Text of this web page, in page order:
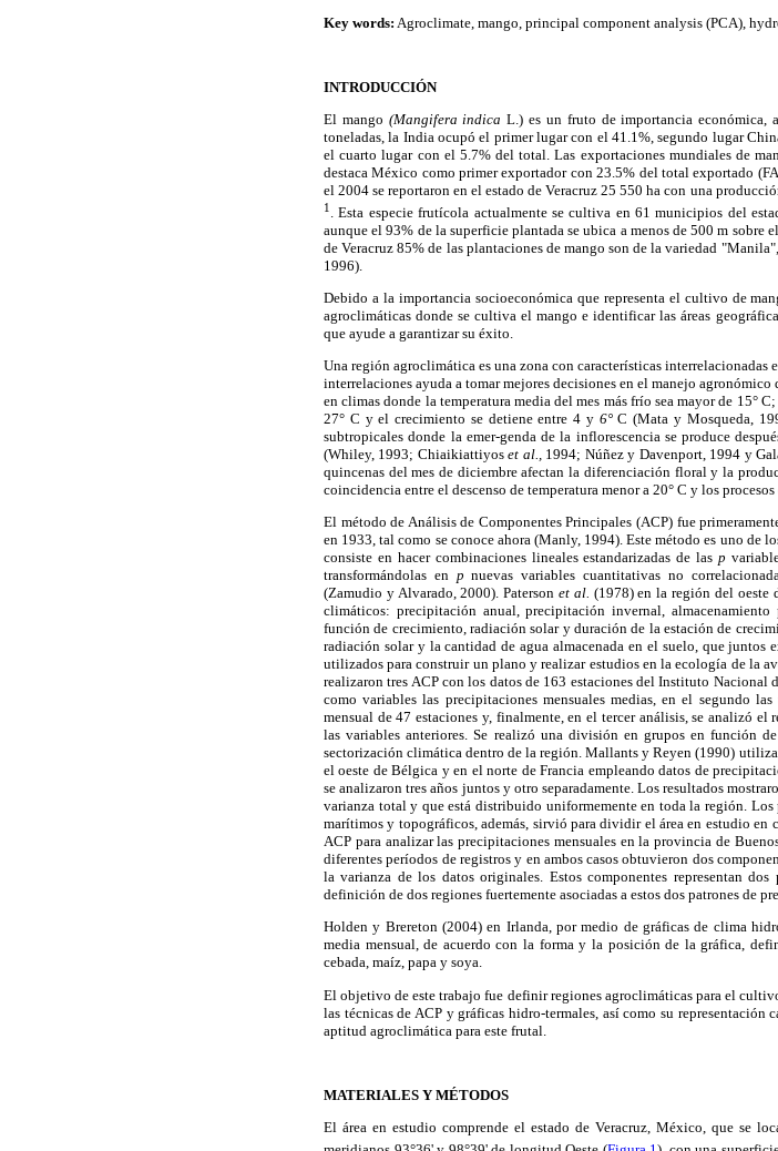
Key words: Agroclimate, mango, principal component analysis (PCA),
INTRODUCCIÓN
El mango (Mangifera indica L.) es un fruto de importancia
toneladas, la India ocupó el primer lugar con el 41.1%, segundo lugar
el cuarto lugar con el 5.7% del total. Las exportaciones mundiales de
destaca México como primer exportador con 23.5% del total exportado
el 2004 se reportaron en el estado de Veracruz 25 550 ha con una
1
. Esta especie frutícola actualmente se cultiva en 61 municipios del
aunque el 93% de la superficie plantada se ubica a menos de 500 m
de Veracruz 85% de las plantaciones de mango son de la variedad
1996).
Debido a la importancia socioeconómica que representa el cultivo de
agroclimáticas donde se cultiva el mango e identificar las áreas
que ayude a garantizar su éxito.
Una región agroclimática es una zona con características
interrelaciones ayuda a tomar mejores decisiones en el manejo
en climas donde la temperatura media del mes más frío sea mayor de 15°
27° C y el crecimiento se detiene entre 4 y 6°C (Mata y Mosqueda,
subtropicales donde la emer-genda de la inflorescencia se produce
(Whiley, 1993; Chiaikiattiyoset al.,1994; Núñez y Davenport, 1994 y
quincenas del mes de diciembre afectan la diferenciación floral y la
coincidencia entre el descenso de temperatura menor a 20° C y los
El método de Análisis de Componentes Principales (ACP) fue
en 1933, tal como se conoce ahora (Manly, 1994). Este método es uno de
consiste en hacer combinaciones lineales estandarizadas de las p
transformándolas en p nuevas variables cuantitativas no
(Zamudio y Alvarado, 2000). Patersonet al. (1978) en la región del oeste
climáticos: precipitación anual, precipitación invernal,
función de crecimiento, radiación solar y duración de la estación de
radiación solar y la cantidad de agua almacenada en el suelo, que
utilizados para construir un plano y realizar estudios en la ecología de la
realizaron tres ACP con los datos de 163 estaciones del Instituto
como variables las precipitaciones mensuales medias, en el segundo
mensual de 47 estaciones y, finalmente, en el tercer análisis, se analizó
las variables anteriores. Se realizó una división en grupos en función
sectorización climática dentro de la región. Mallants y Reyen (1990)
el oeste de Bélgica y en el norte de Francia empleando datos de
se analizaron tres años juntos y otro separadamente. Los resultados
varianza total y que está distribuido uniformemente en toda la región. Los
marítimos y topográficos, además, sirvió para dividir el área en estudio
ACP para analizar las precipitaciones mensuales en la provincia de
diferentes períodos de registros y en ambos casos obtuvieron dos
la varianza de los datos originales. Estos componentes representan
definición de dos regiones fuertemente asociadas a estos dos patrones de
Holden y Brereton (2004) en Irlanda, por medio de gráficas de clima
media mensual, de acuerdo con la forma y la posición de la gráfica,
cebada, maíz, papa y soya.
El objetivo de este trabajo fue definir regiones agroclimáticas para el
las técnicas de ACP y gráficas hidro-termales, así como su
aptitud agroclimática para este frutal.
MATERIALES Y MÉTODOS
El área en estudio comprende el estado de Veracruz, México, que se